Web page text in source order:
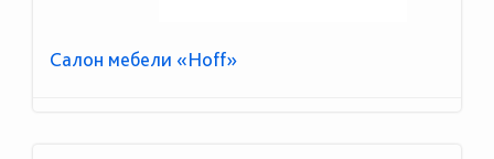
Салон мебели «Hoff»